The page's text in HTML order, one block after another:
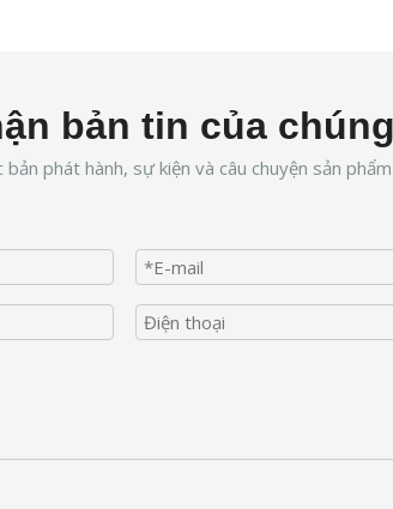
bản tin của
bản phát hành, sự kiện và câu chuyện sản phẩm